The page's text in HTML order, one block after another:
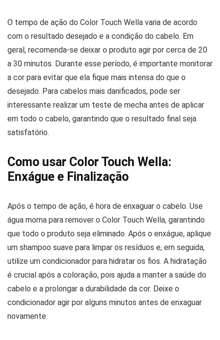
O tempo de ação do Color Touch Wella varia de acordo
com o resultado desejado e a condição do cabelo. Em
geral, recomenda-se deixar o produto agir por cerca de 20
a 30 minutos. Durante esse período, é importante monitorar
a cor para evitar que ela fique mais intensa do que o
desejado. Para cabelos mais danificados, pode ser
interessante realizar um teste de mecha antes de aplicar
em todo o cabelo, garantindo que o resultado final seja
satisfatório.
Como usar Color Touch Wella:
Enxágue e Finalização
Após o tempo de ação, é hora de enxaguar o cabelo. Use
água morna para remover o Color Touch Wella, garantindo
que todo o produto seja eliminado. Após o enxágue, aplique
um shampoo suave para limpar os resíduos e, em seguida,
utilize um condicionador para hidratar os fios. A hidratação
é crucial após a coloração, pois ajuda a manter a saúde do
cabelo e a prolongar a durabilidade da cor. Deixe o
condicionador agir por alguns minutos antes de enxaguar
novamente.